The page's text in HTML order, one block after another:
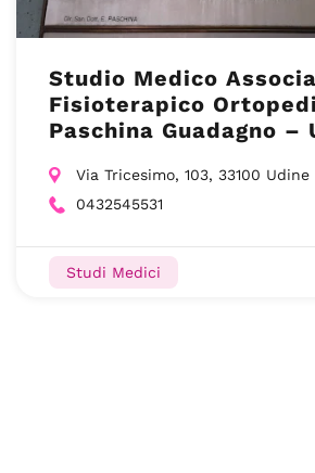
Studio Medico
Fisioterapico
Paschina Guadagno –
Via Tricesimo, 103, 33100 Udine
0432545531
Studi Medici